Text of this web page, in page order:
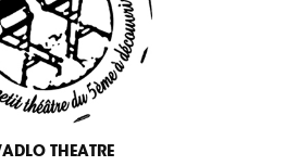
THEATRE